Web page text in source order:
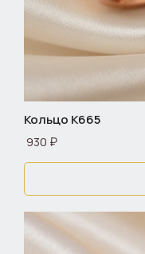
Кольцо К665
930 ₽